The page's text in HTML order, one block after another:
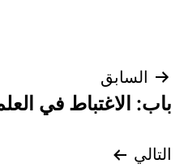
تصفّح
المقالات
السابق
باب: الاغتباط في
التالي